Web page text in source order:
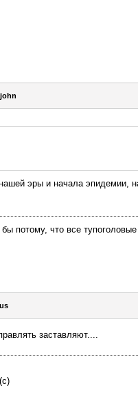
эры и начала эпидемии,
потому, что все
заставляют....